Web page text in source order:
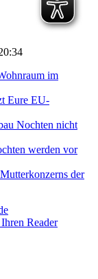
im
Eure EU-
Nochten nicht
werden vor
der
Reader